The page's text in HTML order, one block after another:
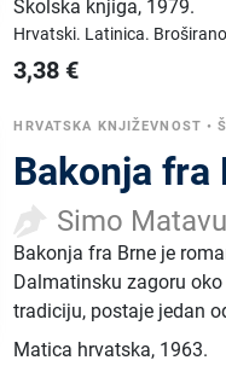
Školska knjiga, 1979.
Hrvatski. Latinica.
3,38 €
HRVATSKA KNJIŽEVNOST •
Bakonja fra
Simo
Bakonja fra Brne je
Dalmatinsku zagoru
tradiciju, postaje jedan
Matica hrvatska, 1963.